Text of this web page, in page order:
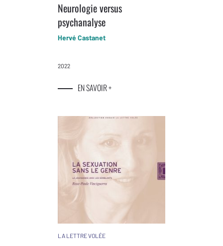
Neurologie versus
psychanalyse
Hervé Castanet
2022
EN SAVOIR +
LA LETTRE VOLÉE